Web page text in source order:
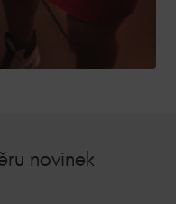
novinek